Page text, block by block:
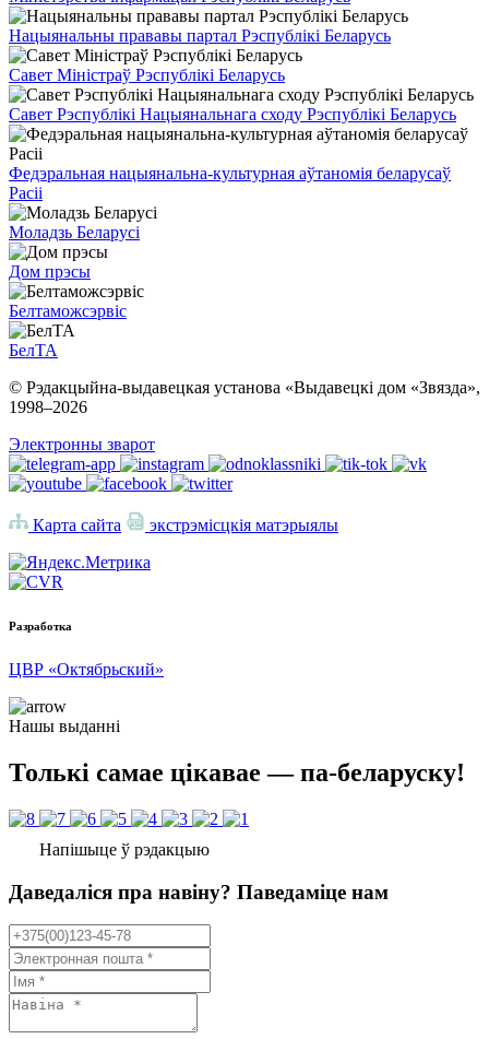
Нацыянальны прававы партал Рэспублікі Беларусь
Савет Міністраў Рэспублікі Беларусь
Савет Рэспублікі Нацыянальнага сходу Рэспублікі Беларусь
Федэральная нацыянальна-культурная аўтаномія беларусаў
Расіі
Моладзь Беларусі
Дом прэсы
Белтаможсэрвіс
БелТА
© Рэдакцыйна-выдавецкая установа «Выдавецкі дом «Звязда»,
1998–2026
Электронны зварот
Карта сайта экстрэмісцкія матэрыялы
Разработка
ЦВР «Октябрьский»
Нашы выданні
Толькі самае цікавае — па-беларуску!
Напішыце ў рэдакцыю
Даведаліся пра навіну? Паведаміце нам